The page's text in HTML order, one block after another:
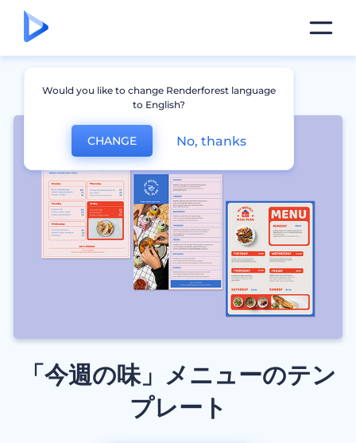
「今週の味」メニューのテン
プレート
Would you like to change Renderforest language
to English?
CHANGE No, thanks